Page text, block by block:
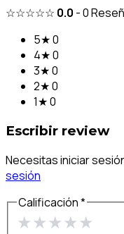
☆☆☆☆☆ 0.0 -0
5★0
4★0
3★0
2★0
1★0
Escribir review
Necesitas iniciar
sesión
Calificación *
★★★★★